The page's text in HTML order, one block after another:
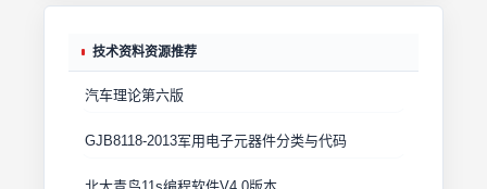
技术资料资源推荐
汽车理论第六版
GJB8118-2013军用电子元器件分类与代码